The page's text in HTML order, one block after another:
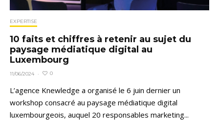
EXPERTISE
10 faits et chiffres à retenir au sujet du
paysage médiatique digital au
Luxembourg
11/06/2024 · 0
L’agence Knewledge a organisé le 6 juin dernier un
workshop consacré au paysage médiatique digital
luxembourgeois, auquel 20 responsables marketing...